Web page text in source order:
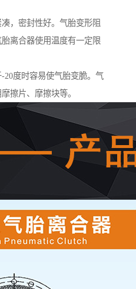
，密封性好。气胎变形阻
离合器使用温度有一定限
20度时容易使气胎变脆。气
擦片、摩擦块等。